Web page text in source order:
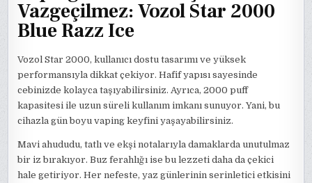
Vazgeçilmez: Vozol Star 2000
Blue Razz Ice
Vozol Star 2000, kullanıcı dostu tasarımı ve yüksek
performansıyla dikkat çekiyor. Hafif yapısı sayesinde
cebinizde kolayca taşıyabilirsiniz. Ayrıca, 2000 puff
kapasitesi ile uzun süreli kullanım imkanı sunuyor. Yani, bu
cihazla gün boyu vaping keyfini yaşayabilirsiniz.
Mavi ahududu, tatlı ve ekşi notalarıyla damaklarda unutulmaz
bir iz bırakıyor. Buz ferahlığı ise bu lezzeti daha da çekici
hale getiriyor. Her nefeste, yaz günlerinin serinletici etkisini